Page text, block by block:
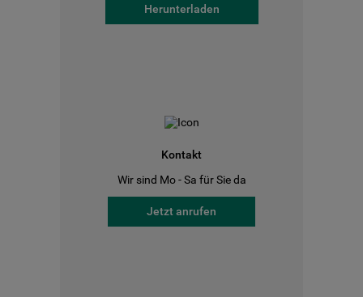
Herunterladen
Kontakt
Wir sind Mo - Sa für Sie da
Jetzt anrufen